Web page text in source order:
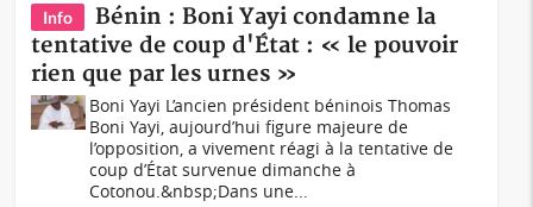
Info
Bénin : Boni Yayi condamne la
tentative de coup d'État : « le pouvoir
rien que par les urnes »
Boni Yayi L’ancien président béninois Thomas
Boni Yayi, aujourd’hui figure majeure de
l’opposition, a vivement réagi à la tentative de
coup d’État survenue dimanche à
Cotonou.&nbsp;Dans une...